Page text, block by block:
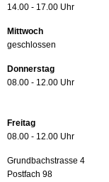
14.00 - 17.00 Uhr
Mittwoch
geschlossen
Donnerstag
08.00 - 12.00 Uhr
Freitag
08.00 - 12.00 Uhr
Grundbachstrasse 4
Postfach 98